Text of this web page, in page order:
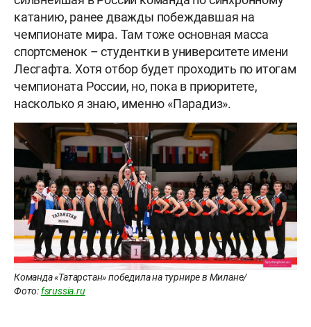
катанию, ранее дважды побеждавшая на
чемпионате мира. Там тоже основная масса
спортсменок – студентки в университете имени
Лесгафта. Хотя отбор будет проходить по итогам
чемпионата России, но, пока в приоритете,
насколько я знаю, именно «Парадиз».
Команда «Татарстан» победила на турнире в Милане/
Фото:fsrussia.ru